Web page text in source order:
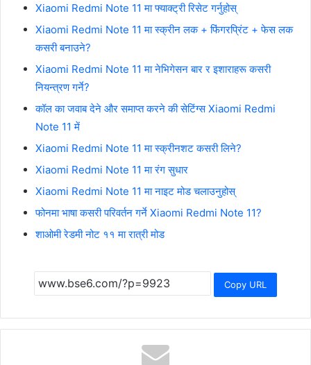
Xiaomi Redmi Note 11 मा फ्याक्ट्री रिसेट गर्नुहोस्
Xiaomi Redmi Note 11 मा स्क्रीन लक + फिंगरप्रिंट + फेस लक
कसरी बनाउने?
Xiaomi Redmi Note 11 मा नेभिगेसन बार र इशाराहरू कसरी
नियन्त्रण गर्ने?
कॉल का जवाब देने और समाप्त करने की सेटिंग्स Xiaomi Redmi
Note 11 में
Xiaomi Redmi Note 11 मा स्क्रीनशट कसरी लिने?
Xiaomi Redmi Note 11 मा रंग सुधार
Xiaomi Redmi Note 11 मा नाइट मोड चलाउनुहोस्
फोनमा भाषा कसरी परिवर्तन गर्ने Xiaomi Redmi Note 11?
शाओमी रेडमी नोट ११ मा रात्री मोड
Copy URL